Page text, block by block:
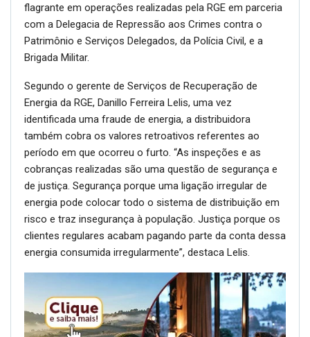
flagrante em operações realizadas pela RGE em parceria
com a Delegacia de Repressão aos Crimes contra o
Patrimônio e Serviços Delegados, da Polícia Civil, e a
Brigada Militar.
Segundo o gerente de Serviços de Recuperação de
Energia da RGE, Danillo Ferreira Lelis, uma vez
identificada uma fraude de energia, a distribuidora
também cobra os valores retroativos referentes ao
período em que ocorreu o furto. “As inspeções e as
cobranças realizadas são uma questão de segurança e
de justiça. Segurança porque uma ligação irregular de
energia pode colocar todo o sistema de distribuição em
risco e traz insegurança à população. Justiça porque os
clientes regulares acabam pagando parte da conta dessa
energia consumida irregularmente”, destaca Lelis.